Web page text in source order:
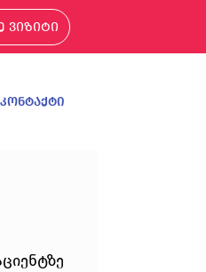
ვიზიტი
კონტაქტი